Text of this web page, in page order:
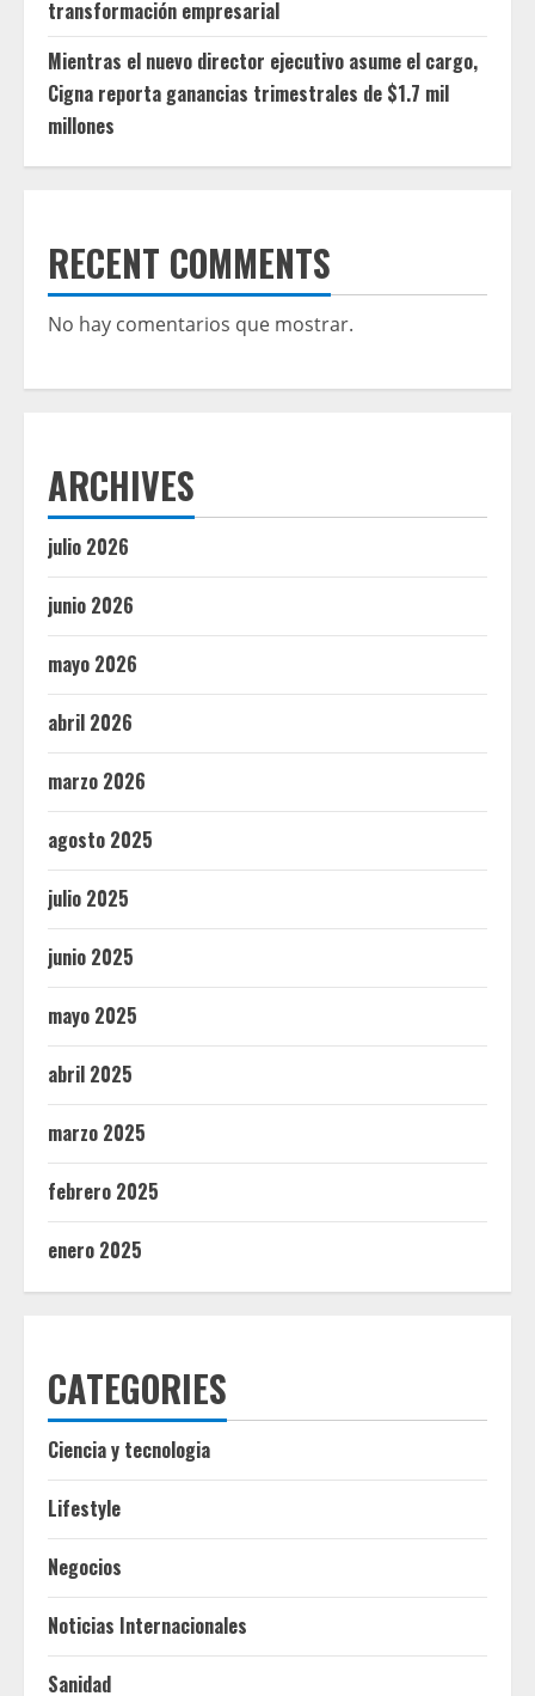
transformación empresarial
Mientras el nuevo director ejecutivo asume el cargo,
Cigna reporta ganancias trimestrales de $1.7 mil
millones
RECENT COMMENTS
No hay comentarios que mostrar.
ARCHIVES
julio 2026
junio 2026
mayo 2026
abril 2026
marzo 2026
agosto 2025
julio 2025
junio 2025
mayo 2025
abril 2025
marzo 2025
febrero 2025
enero 2025
CATEGORIES
Ciencia y tecnologia
Lifestyle
Negocios
Noticias Internacionales
Sanidad